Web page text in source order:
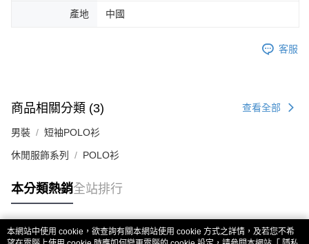
產地 中國
客服
商品相關分類 (3) 查看全部
男裝 短袖POLO衫
休閒服飾系列 POLO衫
本分類熱銷全站排行
本網站中使用 cookie，欲查詢有關本網站使用 cookie 方式之詳情，及若您不希